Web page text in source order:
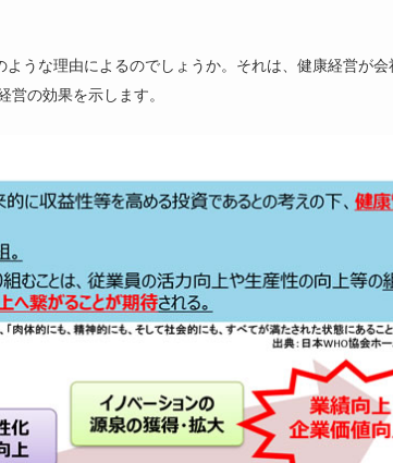
うな理由によるのでしょうか。それは、健康経営が
の効果を示します。